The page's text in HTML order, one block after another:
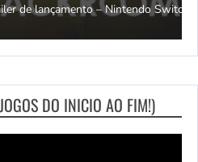
de lançamento – Nintendo Switch
DO INICIO AO FIM!)